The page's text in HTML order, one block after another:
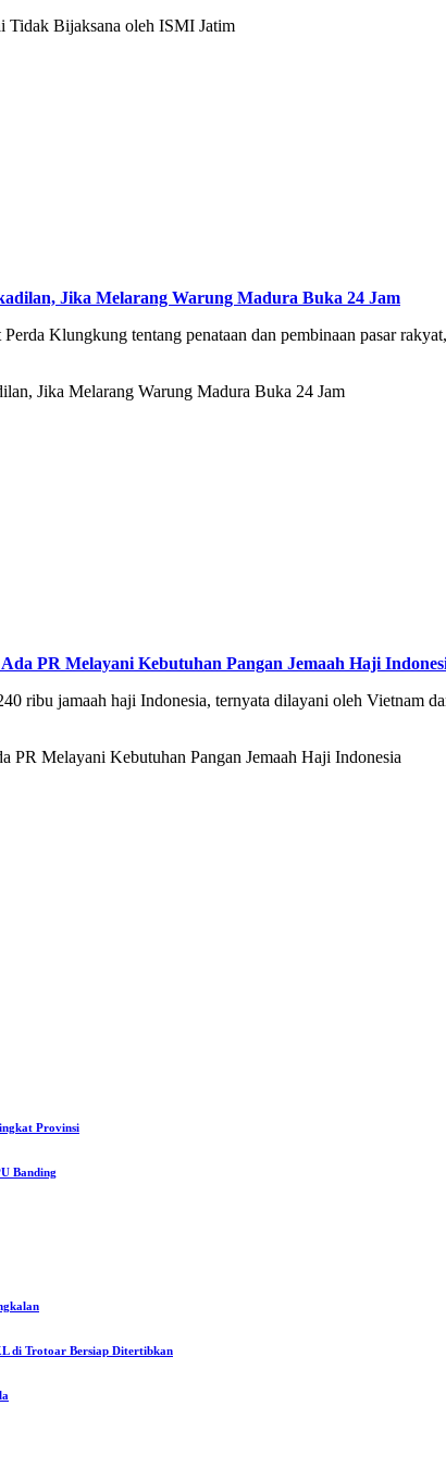
Jika Melarang Warung Madura Buka 24 Jam
Klungkung tentang penataan dan pembinaan pasar
PR Melayani Kebutuhan Pangan Jemaah Haji
ribu jamaah haji Indonesia, ternyata dilayani oleh Vietnam
Provinsi
Banding
di Trotoar Bersiap Ditertibkan